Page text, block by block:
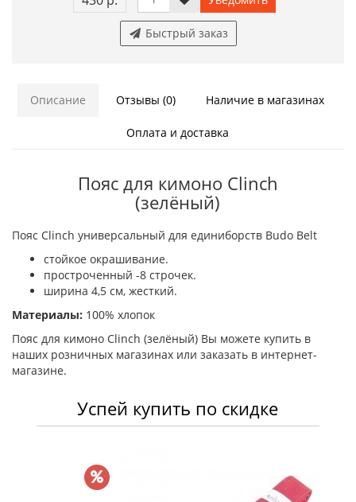
Быстрый заказ
Описание Отзывы (0) Наличие в магазинах
Оплата и доставка
Пояс для кимоно Clinch
(зелёный)
Пояс Clinch универсальный для единиборств Budo Belt
стойкое окрашивание.
простроченный -8 строчек.
ширина 4,5 см, жесткий.
Материалы: 100% хлопок
Пояс для кимоно Clinch (зелёный) Вы можете купить в
наших розничных магазинах или заказать в интернет-
магазине.
Успей купить по скидке